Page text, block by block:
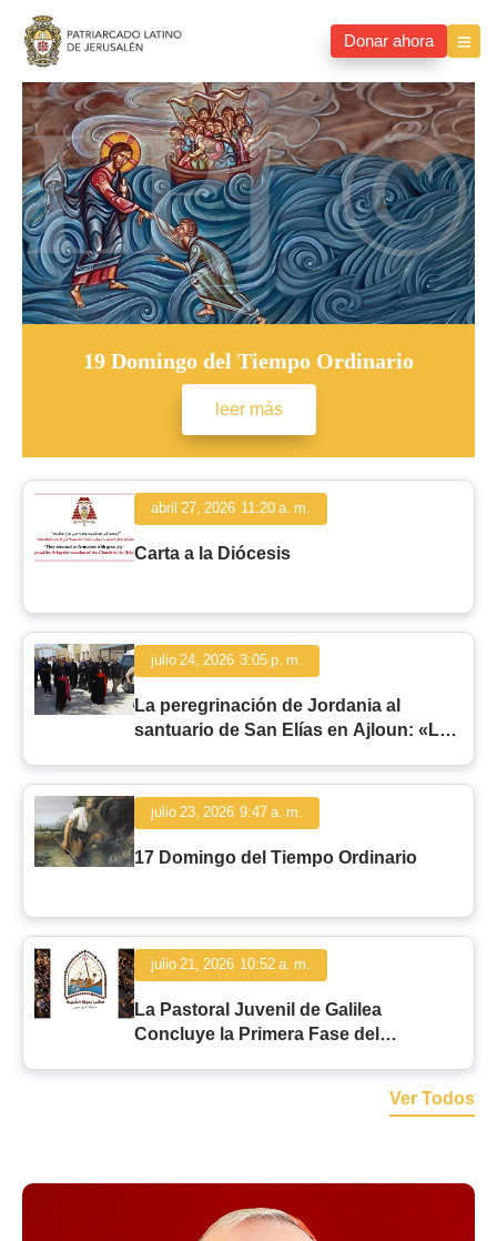
Donar ahora
19 Domingo del Tiempo Ordinario
leer más
abril 27, 2026 11:20 a. m.
Carta a la Diócesis
julio 24, 20263:05 p. m.
La peregrinación de Jordania al
santuario de San Elías en Ajloun: «La
Dios»
julio 23, 20269:47 a. m.
17 Domingo del Tiempo Ordinario
julio 21, 2026 10:52 a. m.
La Pastoral Juvenil de Galilea
Concluye la Primera Fase del
Llenas de Fe Ver Todos